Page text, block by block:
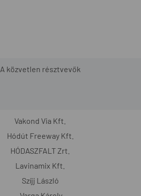
A közvetlen résztvevők
Vakond Via Kft.
Hódút Freeway Kft.
HÓDASZFALT Zrt.
Lavinamix Kft.
Szíjj László